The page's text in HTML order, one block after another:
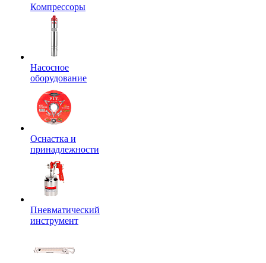
Компрессоры
Насосное
оборудование
Оснастка и
принадлежности
Пневматический
инструмент